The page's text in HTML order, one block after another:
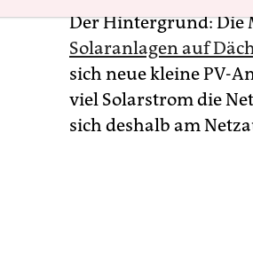
Der Hintergrund:
Solaranlagen auf
sich neue kleine PV-
viel Solarstrom die
sich deshalb am